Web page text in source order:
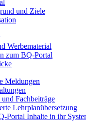
und Ziele
Werbematerial
zum BQ-Portal
Meldungen
und Fachbeiträge
Lehrplanübersetzung
Portal Inhalte in ihr